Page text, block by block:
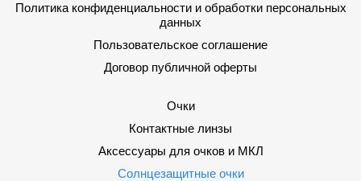
Политика конфиденциальности и обработки персональных
данных
Пользовательское соглашение
Договор публичной оферты
Очки
Контактные линзы
Аксессуары для очков и МКЛ
Солнцезащитные очки